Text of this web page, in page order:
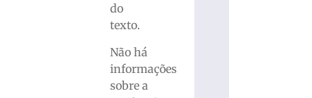
do
texto.
Não há
informações
sobre a